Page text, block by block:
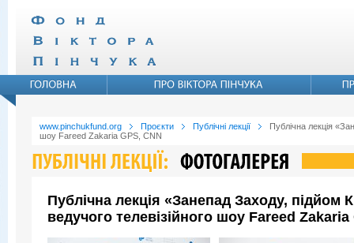
www.pinchukfund.org Проєкти Публічні лекції
Публічна лекція
шоу Fareed Zakaria GPS, CNN
Публічна лекція «Занепад Заходу, підйом
ведучого телевізійного шоу Fareed Zakaria